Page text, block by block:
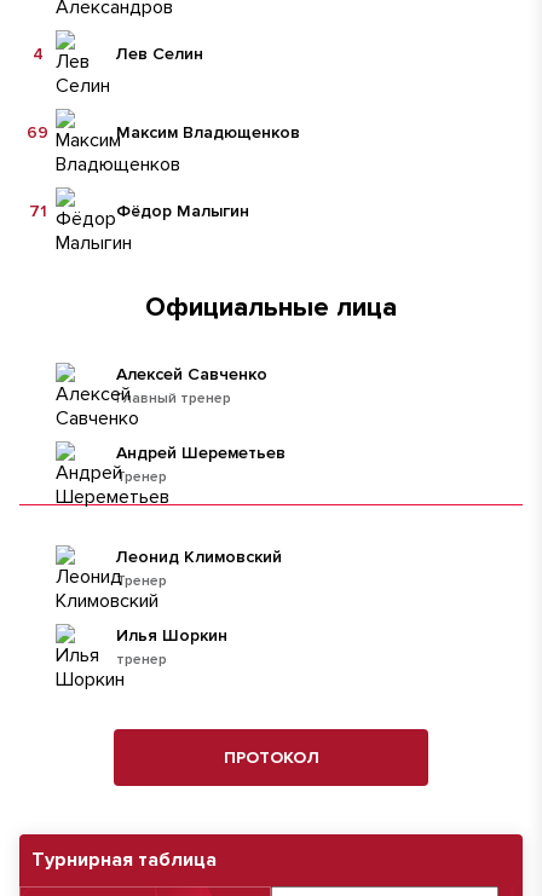
Турнирная таблица
Лев Селин
4
Максим Владющенков
69
Фёдор Малыгин
71
Официальные лица
Главный тренер
Алексей Савченко
Тренер
Андрей Шереметьев
Тренер
Леонид Климовский
тренер
Илья Шоркин
ПРОТОКОЛ